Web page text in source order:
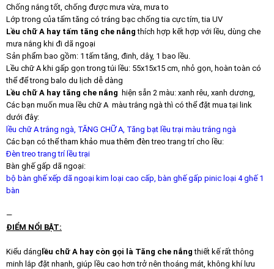
Chống nắng tốt, chống được mưa vừa, mưa to
Lớp trong của tấm tăng có tráng bạc chống tia cực tím, tia UV
Lều chữ A hay tấm tăng che nắngthích hợp kết hợp với lều, dùng che
mưa nắng khi đi dã ngoại
Sản phẩm bao gồm: 1 tấm tăng, đinh, dây, 1 bao lều.
Lều chữ A khi gấp gọn trong túi lều: 55x15x15 cm, nhỏ gọn, hoàn toàn có
thể để trong balo du lịch dễ dàng
Lều chữ A hay tăng che nắng hiện sẵn 2 màu: xanh rêu, xanh dương,
Các bạn muốn mua lều chữ A màu trắng ngà thì có thể đặt mua tại link
dưới đây:
lều chữ A trắng ngà, TĂNG CHỮ A, Tăng bạt lều trại màu trắng ngà
Các bạn có thể tham khảo mua thêm đèn treo trang trí cho lều:
Đèn treo trang trí lều trại
Bàn ghế gấp dã ngoại:
bộ bàn ghế xếp dã ngoại kim loại cao cấp, bàn ghế gấp pinic loại 4 ghế 1
bàn
—
ĐIỂM NỔI BẬT:
Kiểu dánglều chữ A hay còn gọi là Tăng che nắngthiết kế rất thông
minh lắp đặt nhanh, giúp lều cao hơn trở nên thoáng mát, không khí lưu